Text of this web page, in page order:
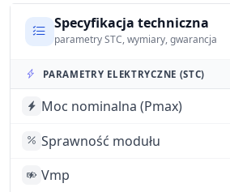
Specyfikacja techniczna
parametry STC, wymiary, gwarancja
PARAMETRY ELEKTRYCZNE (STC)
Moc nominalna (Pmax)
Sprawność modułu
Vmp